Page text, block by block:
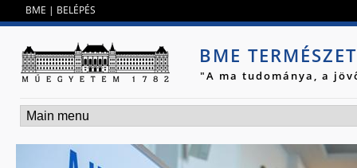
BME | BELÉPÉS
BME
"A ma tudománya, a